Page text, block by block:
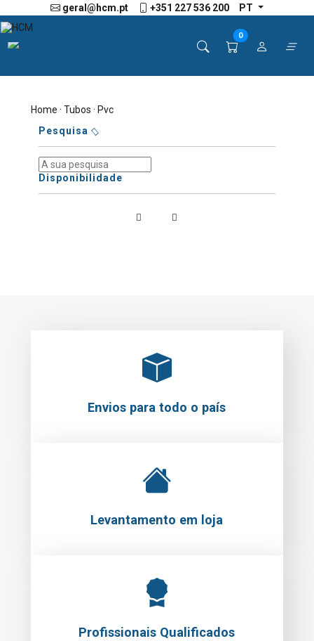
geral@hcm.pt +351 227 536 200 PT
0
Home ·Tubos · Pvc
Pesquisa
Disponibilidade
Envios para todo o país
Levantamento em loja
Profissionais Qualificados